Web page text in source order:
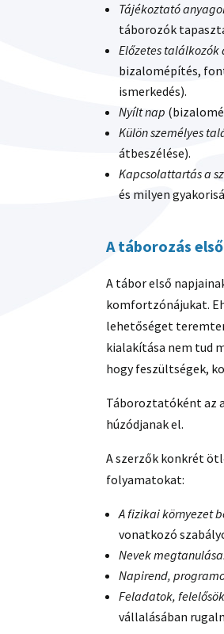
Tájékoztató
táborozók
Előzetes találkozók
bizalomépítés,
ismerkedés).
Nyílt nap
Külön személyes
átbeszélése).
Kapcsolattartás a
és milyen
A táborozás
A tábor első
komfortzónájukat.
lehetőséget
kialakítása nem tud
hogy feszültségek,
Táboroztatóként az
húzódjanak el.
A szerzők konkrét
folyamatokat:
A fizikai környezet
vonatkozó
Nevek megtanulása.
Napirend,
Feladatok,
vállalásában